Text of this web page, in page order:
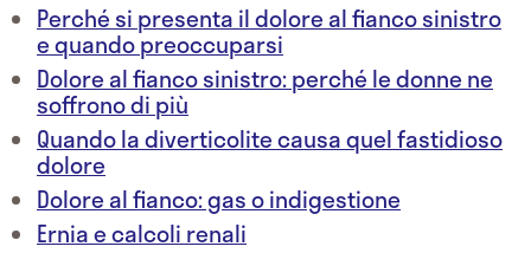
Perché si presenta il dolore al fianco sinistro
e quando preoccuparsi
Dolore al fianco sinistro: perché le donne ne
soffrono di più
Quando la diverticolite causa quel fastidioso
dolore
Dolore al fianco: gas o indigestione
Ernia e calcoli renali